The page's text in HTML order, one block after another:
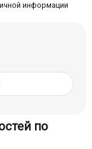
информации
по